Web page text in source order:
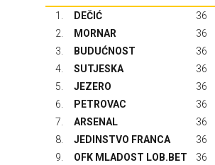
1. DEČIĆ 36
2.
MORNAR 36
3.
BUDUĆNOST 36
4.
SUTJESKA 36
5.
JEZERO 36
6.
PETROVAC 36
7.
ARSENAL 36
8.
JEDINSTVO FRANCA 36
9.
OFK MLADOST LOB.BET 36